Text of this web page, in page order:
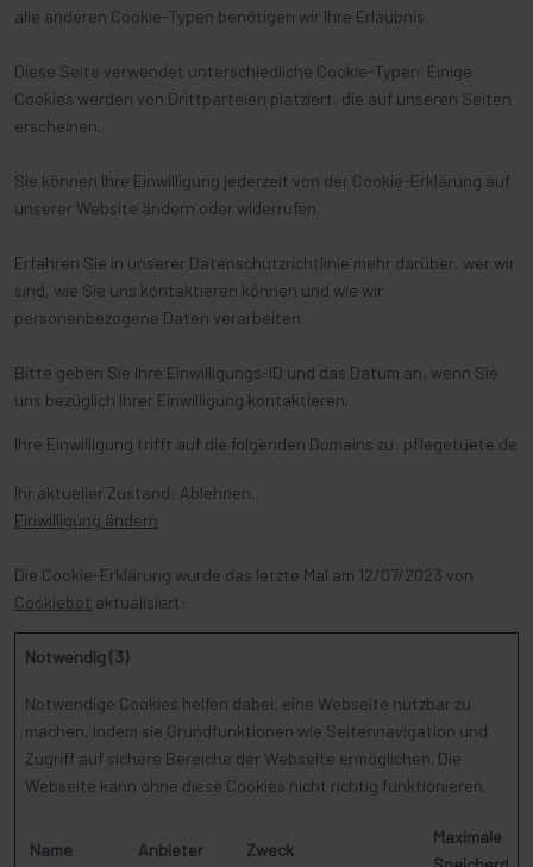
alle anderen Cookie-Typen benötigen wir Ihre Erlaubnis.
Diese Seite verwendet unterschiedliche Cookie-Typen. Einige
Cookies werden von Drittparteien platziert, die auf unseren Seiten
erscheinen.
Sie können Ihre Einwilligung jederzeit von der Cookie-Erklärung auf
unserer Website ändern oder widerrufen.
Erfahren Sie in unserer Datenschutzrichtlinie mehr darüber, wer wir
sind, wie Sie uns kontaktieren können und wie wir
personenbezogene Daten verarbeiten.
Bitte geben Sie Ihre Einwilligungs-ID und das Datum an, wenn Sie
uns bezüglich Ihrer Einwilligung kontaktieren.
Ihre Einwilligung trifft auf die folgenden Domains zu: pflegetuete.de
Ihr aktueller Zustand: Ablehnen.
Einwilligung ändern
Die Cookie-Erklärung wurde das letzte Mal am 12/07/2023 von
Cookiebot aktualisiert:
Notwendig (3)
Notwendige Cookies helfen dabei, eine Webseite nutzbar zu
machen, indem sie Grundfunktionen wie Seitennavigation und
Zugriff auf sichere Bereiche der Webseite ermöglichen. Die
Webseite kann ohne diese Cookies nicht richtig funktionieren.
Name Anbieter Zweck
Maximale